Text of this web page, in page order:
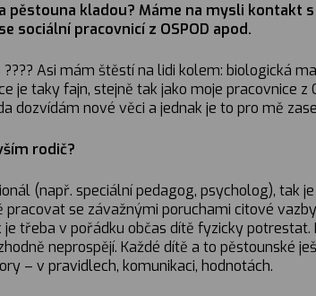
pěstouna kladou? Máme na mysli kontakt
sociální pracovnicí z OSPOD apod.
Asi mám štěstí na lidi kolem: biologická
je taky fajn, stejně tak jako moje pracovnice
dozvídám nové věci a jednak je to pro mě
rodič?
(např. speciální pedagog, psycholog), tak
se závažnými poruchami citové
třeba v pořádku občas dítě fyzicky
neprospějí. Každé dítě a to pěstounské
– v pravidlech, komunikaci, hodnotách.